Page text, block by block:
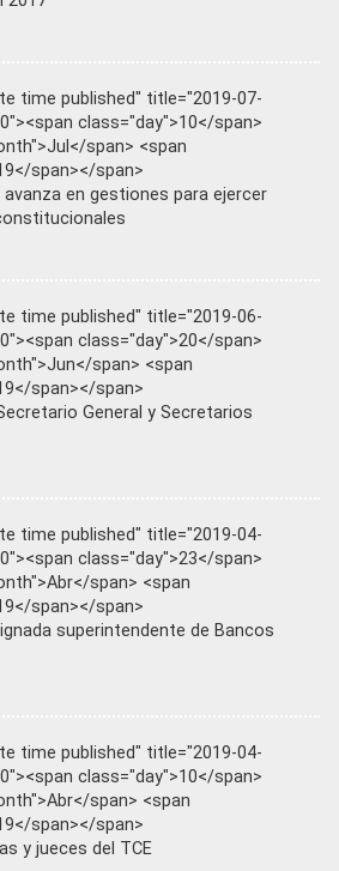
time published" title="2019-07-
class="day">10</span>
span> <span
span></span>
avanza en gestiones para ejercer
time published" title="2019-06-
class="day">20</span>
span> <span
span></span>
General y Secretarios
time published" title="2019-04-
class="day">23</span>
span> <span
span></span>
superintendente de Bancos
time published" title="2019-04-
class="day">10</span>
span> <span
span></span>
y jueces del TCE